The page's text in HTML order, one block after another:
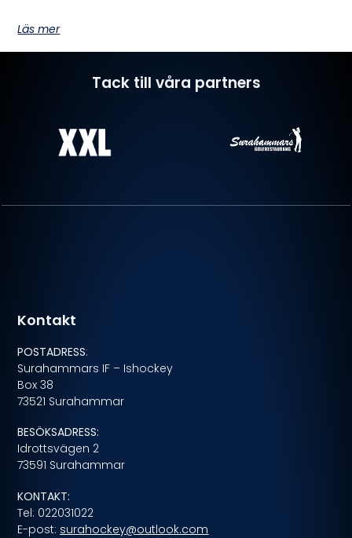
Läs mer
Tack till våra partners
Kontakt
POSTADRESS:
Surahammars IF – Ishockey
Box 38
73521 Surahammar
BESÖKSADRESS:
Idrottsvägen 2
73591 Surahammar
KONTAKT:
Tel: 022031022
E-post: surahockey@outlook.com